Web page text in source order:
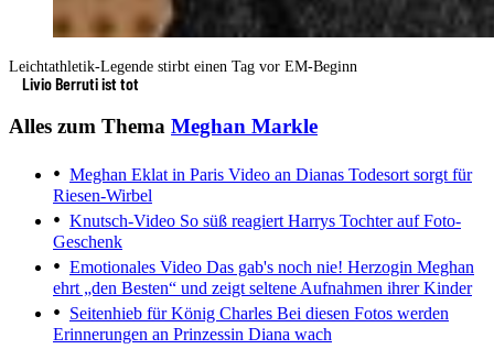
Leichtathletik-Legende stirbt einen Tag vor EM-Beginn
Livio Berruti ist tot
Alles zum Thema Meghan Markle
Meghan Eklat in Paris Video an Dianas Todesort sorgt für
Riesen-Wirbel
Knutsch-Video So süß reagiert Harrys Tochter auf Foto-
Geschenk
Emotionales Video Das gab's noch nie! Herzogin Meghan
ehrt „den Besten“ und zeigt seltene Aufnahmen ihrer Kinder
Seitenhieb für König Charles Bei diesen Fotos werden
Erinnerungen an Prinzessin Diana wach